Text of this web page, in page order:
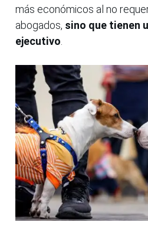
más económicos al no
abogados, sino que tienen
ejecutivo